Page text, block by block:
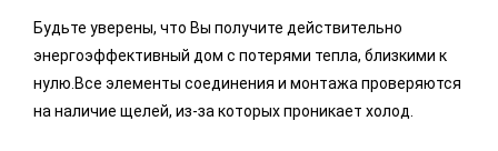
Будьте уверены, что Вы получите действительно
энергоэффективный дом с потерями тепла, близкими к
нулю.Все элементы соединения и монтажа проверяются
на наличие щелей, из-за которых проникает холод.